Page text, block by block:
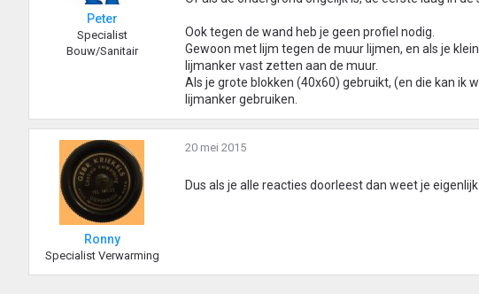
Peter
Specialist
Bouw/Sanitair
Ook tegen de wand heb je geen profiel nodig.
Gewoon met lijm tegen de muur lijmen, en als je
lijmanker vast zetten aan de muur.
Als je grote blokken (40x60) gebruikt, (en die kan ik
lijmanker gebruiken.
Ronny
Specialist Verwarming
20 mei 2015
Dus als je alle reacties doorleest dan weet je eigenlijk